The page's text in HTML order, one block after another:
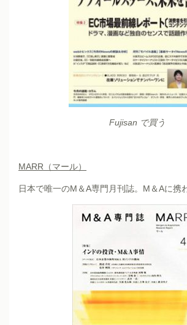
Fujisan で買う
MARR （マール）
日本で唯一のM＆A専門月刊誌。M＆Aに携